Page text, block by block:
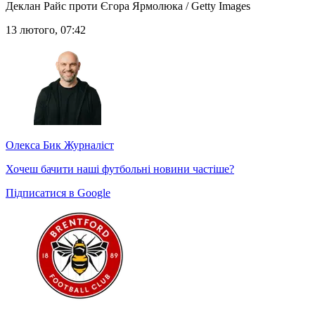
Деклан Райс проти Єгора Ярмолюка / Getty Images
13 лютого, 07:42
Олекса Бик Журналіст
Хочеш бачити наші футбольні новини частіше?
Підписатися в Google